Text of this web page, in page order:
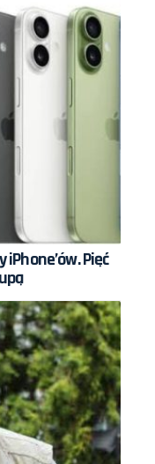
Pięć